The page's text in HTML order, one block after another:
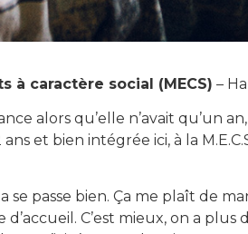
à caractère social (MECS) –
alors qu’elle n’avait qu’un
ans et bien intégrée ici, à la
se passe bien. Ça me plaît de
C’est mieux, on a